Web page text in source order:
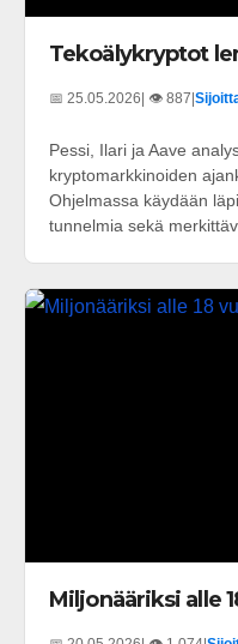
Tekoälykryptot
📅 25.05.2026 | 👁️ 887
Pessi, Ilari ja Aave
kryptomarkkinoiden
Ohjelmassa käydään
tunnelmia sekä
Miljonääriksi alle